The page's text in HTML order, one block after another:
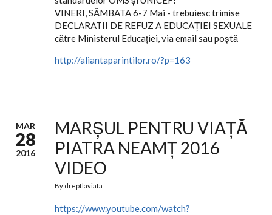
VINERI, SÂMBATA 6-7 Mai - trebuiesc trimise
DECLARATII DE REFUZ A EDUCAȚIEI SEXUALE
către Ministerul Educației, via email sau poştă
http://aliantaparintilor.ro/?p=163
MAR
28
2016
MARȘUL PENTRU VIAȚĂ
PIATRA NEAMȚ 2016
VIDEO
By dreptlaviata
https://www.youtube.com/watch?